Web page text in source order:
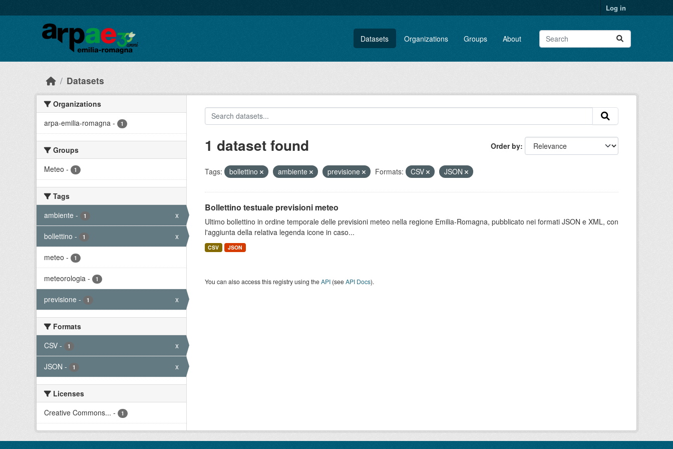
Log in
Datasets Organizations Groups About
Datasets
Organizations
arpa-emilia-romagna - 1
Groups
Meteo - 1
Tags
ambiente - 1 x
bollettino - 1 x
meteo - 1
meteorologia - 1
previsione - 1 x
Formats
CSV - 1 x
JSON - 1 x
Licenses
Creative Commons... - 1
Order by
1 dataset found
Tags: bollettino ambiente previsione Formats: CSV JSON
Bollettino testuale previsioni meteo
Ultimo bollettino in ordine temporale delle previsioni meteo nella regione Emilia-Romagna, pubblicato nei formati JSON e XML, con
l'aggiunta della relativa legenda icone in caso...
CSV JSON
You can also access this registry using theAPI(seeAPI Docs).